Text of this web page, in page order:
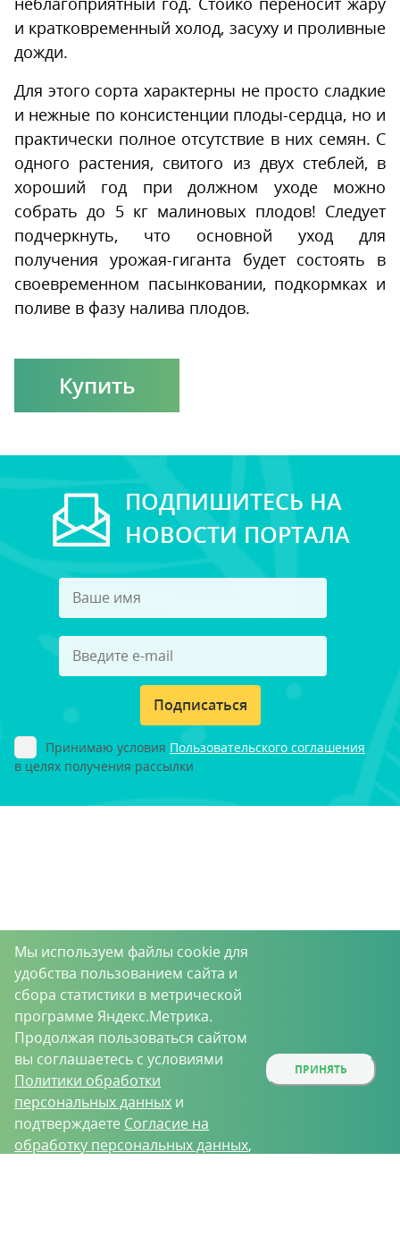
и кратковременный холод, засуху и проливные
дожди.
Для этого сорта характерны не просто сладкие
и нежные по консистенции плоды-сердца, но и
практически полное отсутствие в них семян. С
одного растения, свитого из двух стеблей, в
хороший год при должном уходе можно
собрать до 5 кг малиновых плодов! Следует
подчеркнуть, что основной уход для
получения урожая-гиганта будет состоять в
своевременном пасынковании, подкормках и
поливе в фазу налива плодов.
Купить
ПОДПИШИТЕСЬ НА
НОВОСТИ ПОРТАЛА
Подписаться
Принимаю условия Пользовательского соглашения
в целях получения рассылки
Мы используем файлы cookie для
удобства пользованием сайта и
сбора статистики в метрической
программе Яндекс.Метрика.
Продолжая пользоваться сайтом
вы соглашаетесь с условиями
Политики обработки
персональных данных и
подтверждаете Согласие на
обработку персональных данных,
ПРИНЯТЬ